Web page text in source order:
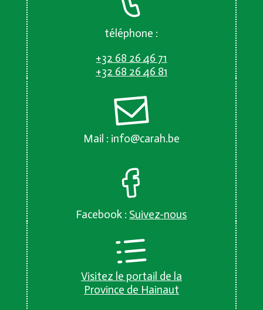
téléphone :
+32 68 26 46 71
+32 68 26 46 81
Mail : info@carah.be
Facebook : Suivez-nous
Visitez le portail de la
Province de Hainaut